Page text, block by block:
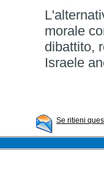
morale
dibattito,
Israele
Se ritieni